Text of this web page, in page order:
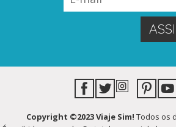
Copyright ©2023 Viaje Sim! Todos os